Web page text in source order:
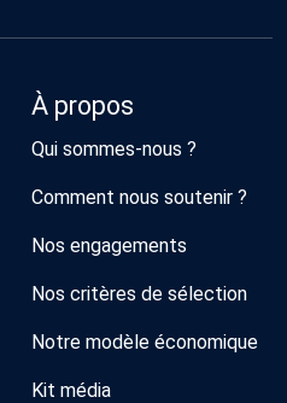
À propos
Qui sommes-nous ?
Comment nous soutenir ?
Nos engagements
Nos critères de sélection
Notre modèle économique
Kit média